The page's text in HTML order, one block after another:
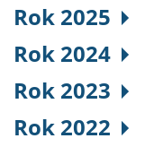
Rok 2025
Rok 2024
Rok 2023
Rok 2022